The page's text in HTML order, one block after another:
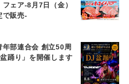
フェア-8月7日（金）
で販売-
部連合会 創立50周
踊り」を開催します